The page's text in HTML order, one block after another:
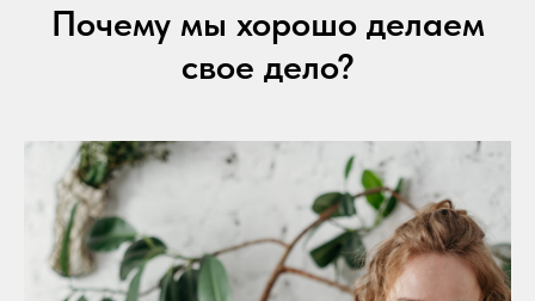
Почему мы хорошо делаем
свое дело?